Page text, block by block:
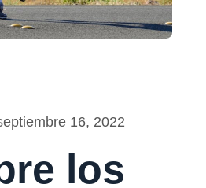
16, 2022
los